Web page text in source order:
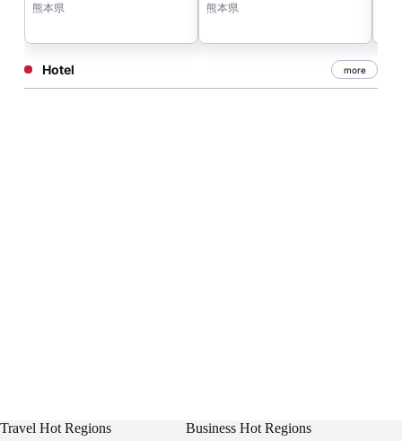
熊本県 熊本県
Hotel more
Travel Hot Regions Business Hot Regions